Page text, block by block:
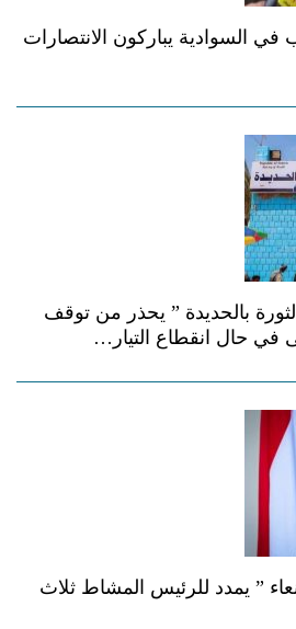
في السوادية يباركون الانتصارات
بالحديدة ” يحذر من توقف
حال انقطاع التيار…
” يمدد للرئيس المشاط ثلاث